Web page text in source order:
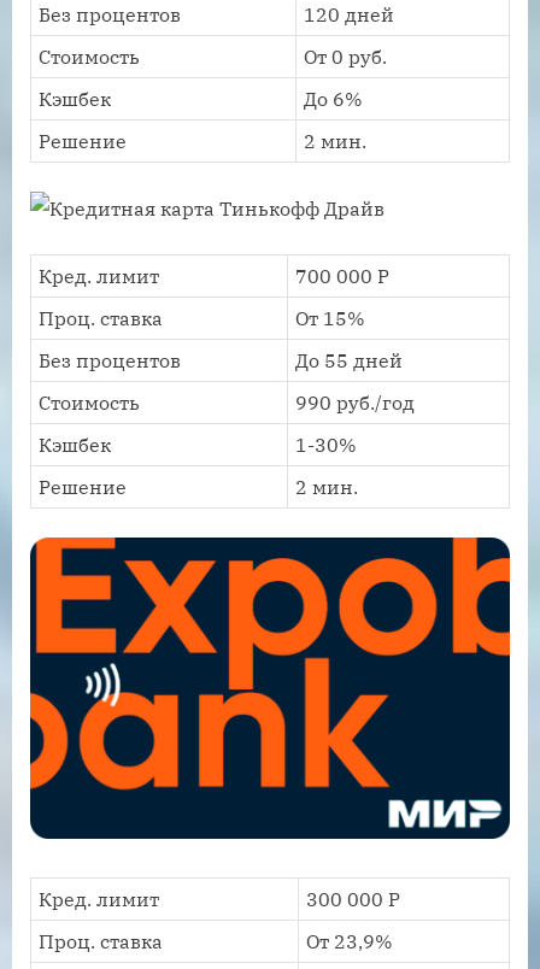
Без процентов
120 дней
Стоимость
От 0 руб.
Кэшбек
До 6%
Решение
2 мин.
Кред. лимит
700 000 Р
Проц. ставка
От 15%
Без процентов
До 55 дней
Стоимость
990 руб./год
Кэшбек
1-30%
Решение
2 мин.
Кред. лимит
300 000 Р
Проц. ставка
От 23,9%